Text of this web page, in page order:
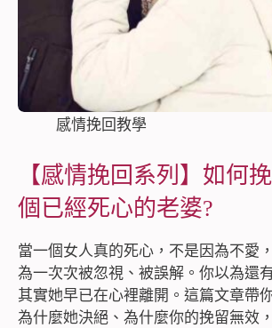
感情挽回教學
【感情挽回系列】如何
個已經死心的老婆?
當一個女人真的死心，不是因為不愛
為一次次被忽視、被誤解。你以為還
其實她早已在心裡離開。這篇文章帶
為什麼她決絕、為什麼你的挽留無效